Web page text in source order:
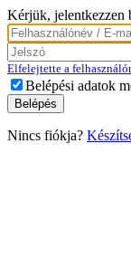
Kérjük, jelentkezzen
Elfelejtette a
Belépési adatok
Nincs fiókja?